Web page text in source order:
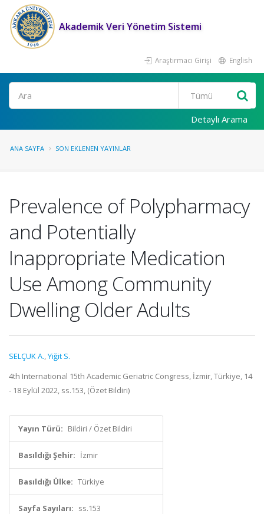
Akademik Veri Yönetim Sistemi
Araştırmacı Girişi English
Ara
Detaylı Arama
ANA SAYFA SON EKLENEN YAYINLAR
Prevalence of Polypharmacy
and Potentially
Inappropriate Medication
Use Among Community
Dwelling Older Adults
SELÇUK A.,Yiğit S.
4th International 15th Academic Geriatric Congress, İzmir, Türkiye, 14
- 18 Eylül 2022, ss.153, (Özet Bildiri)
Yayın Türü: Bildiri / Özet Bildiri
Basıldığı Şehir: İzmir
Basıldığı Ülke: Türkiye
Sayfa Sayıları: ss.153